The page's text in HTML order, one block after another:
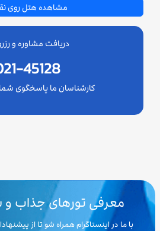
مشاهده هتل روی
دریافت مشاوره و
45128
کارشناسان ما پاسخگوی
معرفی تورهای جذاب و
با ما در اینستاگرام همراه شو تا از